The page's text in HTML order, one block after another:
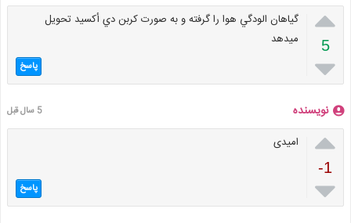

5

گياهان الودگي هوا را گرفته و به صورت كربن دي أكسيد تحويل
ميدهد
پاسخ
نویسنده 5 سال قبل

-1

امیدی
پاسخ